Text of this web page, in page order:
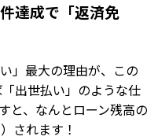
達成で「返済免
」最大の理由が、この
出世払い」のような仕
と、なんとローン残高の
されます！